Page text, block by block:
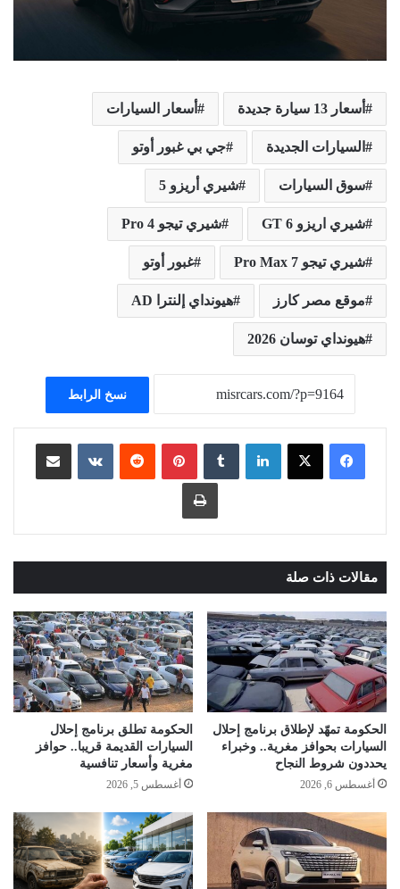
أسعار 13 سيارة جديدة أسعار السيارات
السيارات الجديدة جي بي غبور أوتو
سوق السيارات شيري أريزو 5
شيري اريزو 6 GT شيري تيجو 4 Pro
شيري تيجو 7 Pro Max غبور أوتو
موقع مصر كارز هيونداي إلنترا AD
هيونداي توسان 2026
نسخ الرابط
لينكدإن ‏Tumblr بينتيريست
‏Reddit
‏VKontakte مشاركة عبر البريد
طباعة
مقالات ذات صلة
الحكومة تمهّد لإطلاق برنامج إحلال
السيارات بحوافز مغرية.. وخبراء
يحددون شروط النجاح
أغسطس 6, 2026
الحكومة تطلق برنامج إحلال
السيارات القديمة قريبا.. حوافز
مغرية وأسعار تنافسية
أغسطس 5, 2026